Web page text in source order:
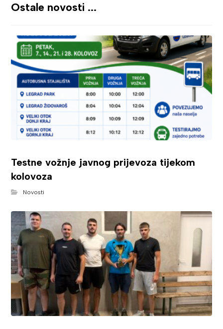
Ostale novosti ...
Testne vožnje javnog prijevoza tijekom
kolovoza
Novosti